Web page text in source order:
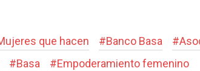
que hacen #Banco Basa #
#Basa #Empoderamiento femenino